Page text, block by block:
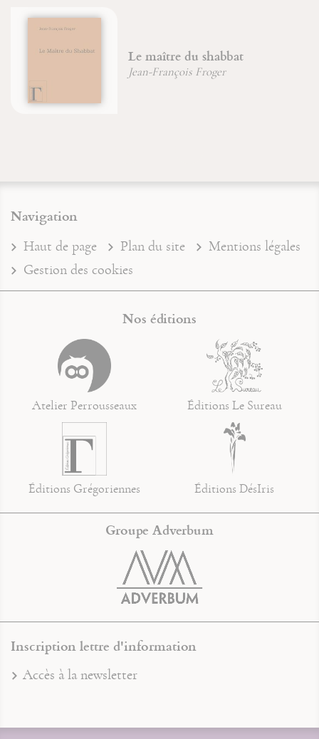
Le maître du shabbat
Jean-François Froger
Navigation
Haut de page Plan du site
Mentions légales
Gestion des cookies
Nos éditions
Atelier Perrousseaux Éditions Le Sureau
Éditions Grégoriennes Éditions DésIris
Groupe Adverbum
Inscription lettre d'information
Accès à la newsletter